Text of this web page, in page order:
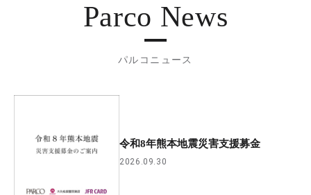
Parco News
パルコニュース
令和8年熊本地震災害支援募金
2026.09.30